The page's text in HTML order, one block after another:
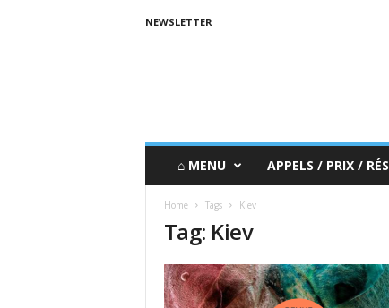
NEWSLETTER
⌂ MENU APPELS / PRIX /
Home Tags Kiev
Tag: Kiev